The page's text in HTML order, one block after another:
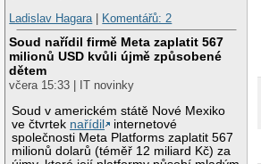
Ladislav Hagara| Komentářů: 2
Soud nařídil firmě Meta zaplatit 567
milionů USD kvůli újmě způsobené
dětem
včera 15:33 | IT novinky
Soud v americkém státě Nové Mexiko
ve čtvrtek nařídil
internetové
společnosti Meta Platforms zaplatit 567
milionů dolarů (téměř 12 miliard Kč) za